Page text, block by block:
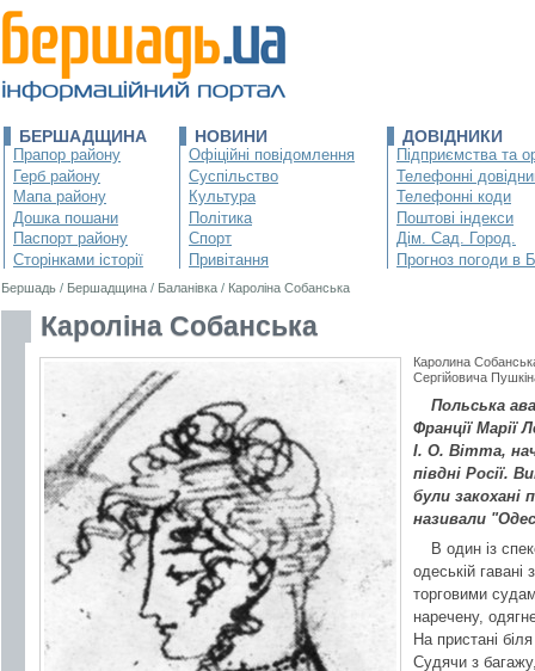
БЕРШАДЩИНА
Прапор району
Герб району
Мапа району
Дошка пошани
Паспорт району
Сторінками історії
НОВИНИ
Офіційні повідомлення
Суспільство
Культура
Політика
Спорт
Привітання
ДОВІДНИКИ
Підприємства та
Телефонні
Телефонні коди
Поштові індекси
Дім. Сад. Город.
Прогноз погоди в
Бершадь / Бершадщина / Баланівка / Кароліна Собанська
Кароліна Собанська
Каролина
Сергійовича
Польська
Франції Марії
І. О. Вітта,
півдні Росії.
були закохані
називали
В один із
одеській
торговими
наречену,
На пристані
Судячи з